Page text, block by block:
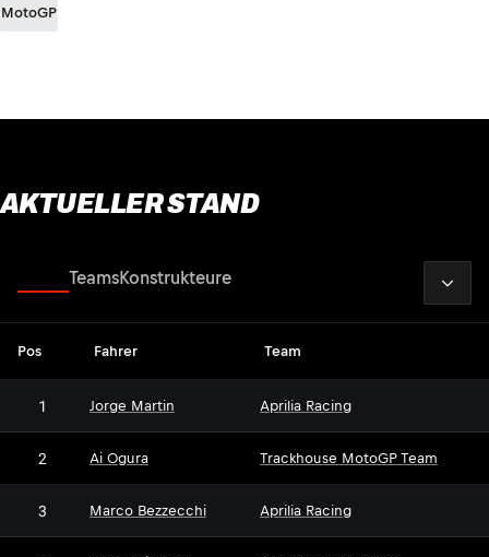
MotoGP
AKTUELLER STAND
TeamsKonstrukteure
Pos Fahrer Team
1 Jorge Martin Aprilia Racing
2 Ai Ogura Trackhouse MotoGP Team
3 Marco Bezzecchi Aprilia Racing